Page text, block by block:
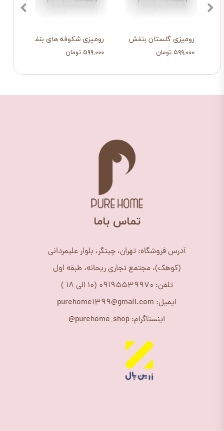
رومیزی شکوفه های بنفش رونده
۵۹۹,۰۰۰ تومان
رومیزی گلستان بنفش
۵۹۹,۰۰۰ تومان
​تماس باما
آدرس فروشگاه: تهران، چیتگر، بلوار علیمردانی
(کوهک)، مجتمع تجاری ریحانه، طبقه اول
تلفن: 09195539970 (10 الی 18 )
ایمیل: purehome1399@gmail.com
اینستاگرام: purehome_shop@